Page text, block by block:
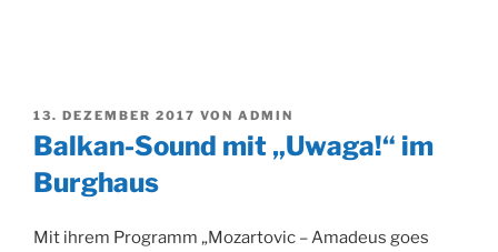
VERÖFFENTLICHT
AM
13. DEZEMBER 2017 VON ADMIN
Balkan-Sound mit „Uwaga!“ im
Burghaus
Mit ihrem Programm „Mozartovic – Amadeus goes